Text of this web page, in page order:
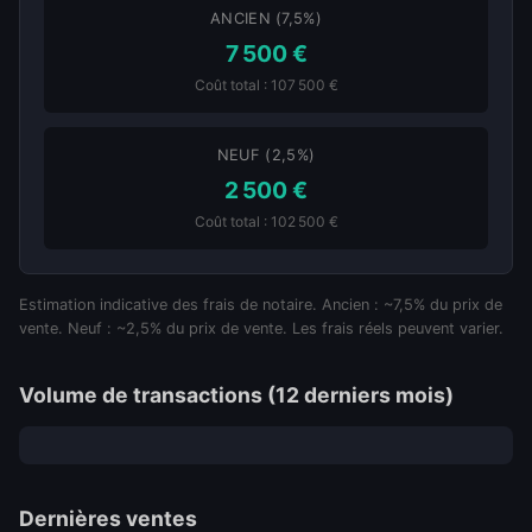
ANCIEN (7,5%)
7 500 €
Coût total : 107 500 €
NEUF (2,5%)
2 500 €
Coût total : 102 500 €
Estimation indicative des frais de notaire. Ancien : ~7,5% du prix de
vente. Neuf : ~2,5% du prix de vente. Les frais réels peuvent varier.
Volume de transactions (12 derniers mois)
Dernières ventes